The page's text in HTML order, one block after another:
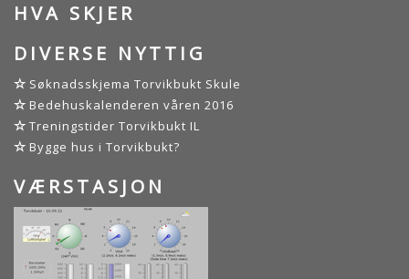
HVA SKJER
DIVERSE NYTTIG
Søknadsskjema Torvikbukt Skule
Bedehuskalenderen våren 2016
Treningstider Torvikbukt IL
Bygge hus i Torvikbukt?
VÆRSTASJON